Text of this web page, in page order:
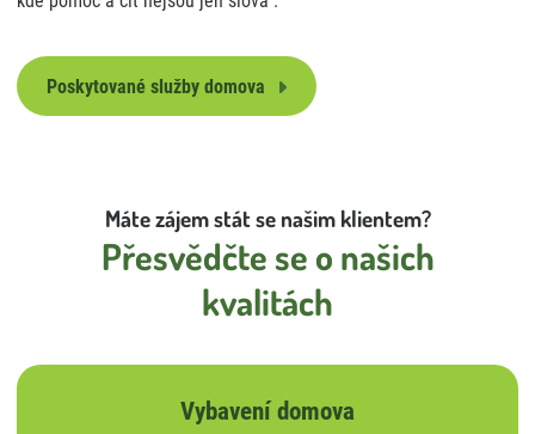
Poskytované služby domova
Máte zájem stát se našim klientem?
Přesvědčte se o našich
kvalitách
Vybavení domova